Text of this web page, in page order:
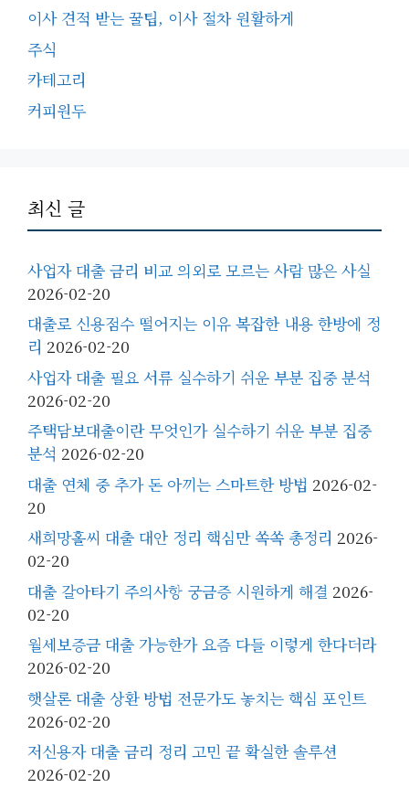
이사 견적 받는 꿀팁, 이사 절차 원활하게
주식
카테고리
커피원두
최신 글
사업자 대출 금리 비교 의외로 모르는 사람 많은 사실
2026-02-20
대출로 신용점수 떨어지는 이유 복잡한 내용 한방에 정
리 2026-02-20
사업자 대출 필요 서류 실수하기 쉬운 부분 집중 분석
2026-02-20
주택담보대출이란 무엇인가 실수하기 쉬운 부분 집중
분석 2026-02-20
대출 연체 중 추가 돈 아끼는 스마트한 방법 2026-02-
20
새희망홀씨 대출 대안 정리 핵심만 쏙쏙 총정리 2026-
02-20
대출 갈아타기 주의사항 궁금증 시원하게 해결 2026-
02-20
월세보증금 대출 가능한가 요즘 다들 이렇게 한다더라
2026-02-20
햇살론 대출 상환 방법 전문가도 놓치는 핵심 포인트
2026-02-20
저신용자 대출 금리 정리 고민 끝 확실한 솔루션
2026-02-20